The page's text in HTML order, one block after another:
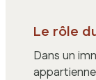
Le rôle
Dans un